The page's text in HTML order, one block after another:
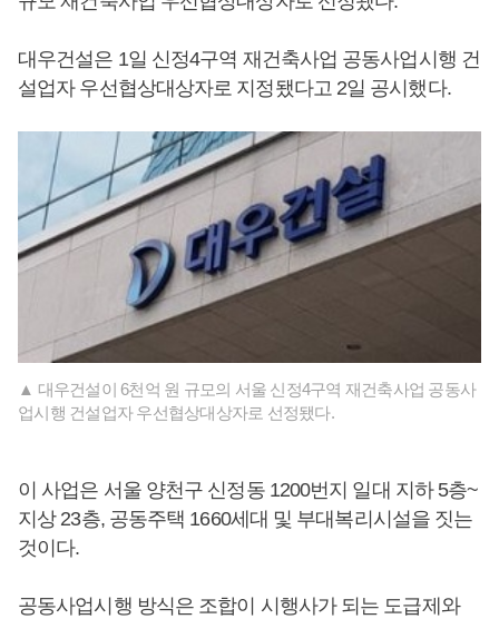
대우건설은 1일 신정4구역 재건축사업 공동사업시행 건
설업자 우선협상대상자로 지정됐다고 2일 공시했다.
▲ 대우건설이 6천억 원 규모의 서울 신정4구역 재건축사업 공동사
업시행 건설업자 우선협상대상자로 선정됐다.
이 사업은 서울 양천구 신정동 1200번지 일대 지하 5층~
지상 23층, 공동주택 1660세대 및 부대복리시설을 짓는
것이다.
공동사업시행 방식은 조합이 시행사가 되는 도급제와